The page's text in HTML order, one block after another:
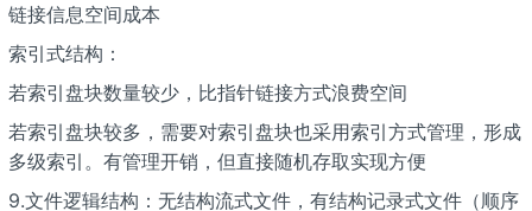
链接信息空间成本
索引式结构：
若索引盘块数量较少，比指针链接方式浪费空间
若索引盘块较多，需要对索引盘块也采用索引方式管理，形成
多级索引。有管理开销，但直接随机存取实现方便
9.文件逻辑结构：无结构流式文件，有结构记录式文件（顺序